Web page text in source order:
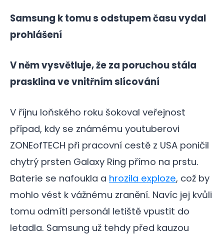
Samsung k tomu s odstupem času vydal
prohlášení
V něm vysvětluje, že za poruchou stála
prasklina ve vnitřním slícování
V říjnu loňského roku šokoval veřejnost
případ, kdy se známému youtuberovi
ZONEofTECH při pracovní cestě z USA poničil
chytrý prsten Galaxy Ring přímo na prstu.
Baterie se nafoukla a hrozila exploze, což by
mohlo vést k vážnému zranění. Navíc jej kvůli
tomu odmítl personál letiště vpustit do
letadla. Samsung už tehdy před kauzou